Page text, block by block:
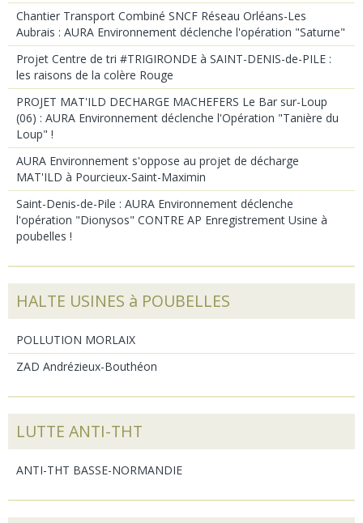
Chantier Transport Combiné SNCF Réseau Orléans-Les
Aubrais : AURA Environnement déclenche l'opération "Saturne"
Projet Centre de tri #TRIGIRONDE à SAINT-DENIS-de-PILE :
les raisons de la colère Rouge
PROJET MAT'ILD DECHARGE MACHEFERS Le Bar sur-Loup
(06) : AURA Environnement déclenche l'Opération "Tanière du
Loup" !
AURA Environnement s'oppose au projet de décharge
MAT'ILD à Pourcieux-Saint-Maximin
Saint-Denis-de-Pile : AURA Environnement déclenche
l'opération "Dionysos" CONTRE AP Enregistrement Usine à
poubelles !
HALTE USINES à POUBELLES
POLLUTION MORLAIX
ZAD Andrézieux-Bouthéon
LUTTE ANTI-THT
ANTI-THT BASSE-NORMANDIE